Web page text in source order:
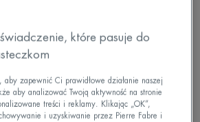
SKÓRY Z
które pasuje do
zapewnić Ci prawidłowe działanie naszej
aby analizować Twoją aktywność na stronie
treści i reklamy. Klikając „OK”,
i uzyskiwanie przez Pierre Fabre i